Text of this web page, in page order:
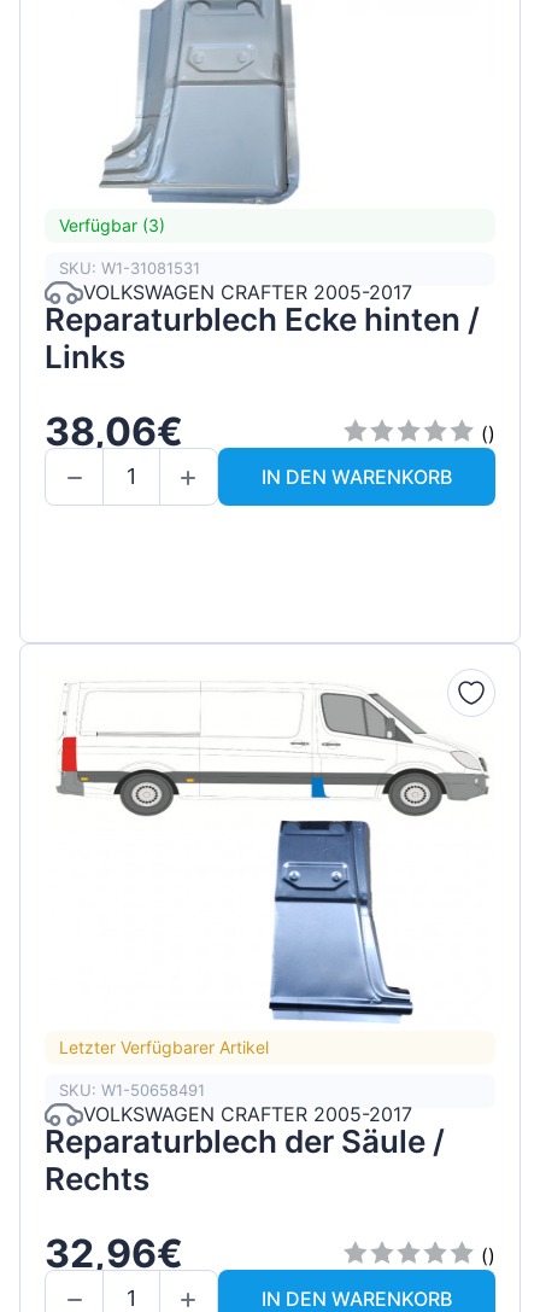
Verfügbar (3)
SKU: W1-31081531
VOLKSWAGEN CRAFTER 2005-2017
Reparaturblech Ecke hinten /
Links
38,06€
()
IN DEN WARENKORB
Letzter Verfügbarer Artikel
SKU: W1-50658491
VOLKSWAGEN CRAFTER 2005-2017
Reparaturblech der Säule /
Rechts
32,96€
()
IN DEN WARENKORB